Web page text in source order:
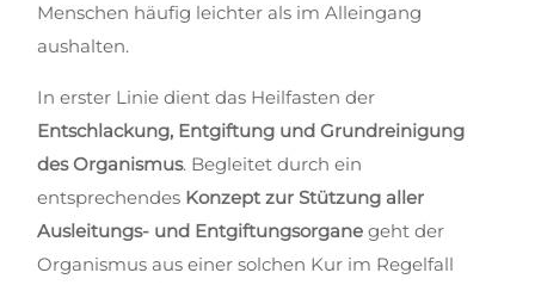
Menschen häufig leichter als im Alleingang
aushalten.
In erster Linie dient das Heilfasten der
Entschlackung, Entgiftung und Grundreinigung
des Organismus. Begleitet durch ein
entsprechendes Konzept zur Stützung aller
Ausleitungs- und Entgiftungsorgane geht der
Organismus aus einer solchen Kur im Regelfall